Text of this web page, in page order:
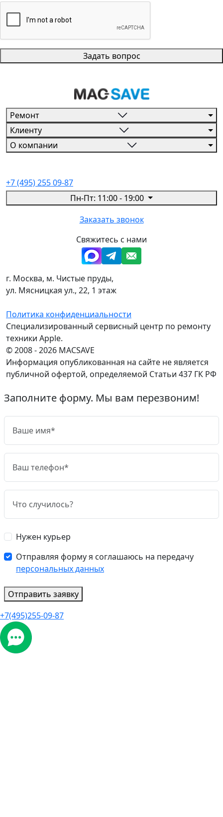
Задать вопрос
Ремонт
Клиенту
О компании
+7 (495) 255 09-87
Пн-Пт: 11:00 - 19:00
Заказать звонок
Свяжитесь с нами
г. Москва, м. Чистые пруды,
ул. Мясницкая ул., 22, 1 этаж
Политика конфиденциальности
Специализированный сервисный центр по ремонту
техники Apple.
© 2008 - 2026 MACSAVE
Информация опубликованная на сайте не является
публичной офертой, определяемой Статьи 437 ГК РФ
Заполните форму. Мы вам перезвоним!
Нужен курьер
Отправляя форму я соглашаюсь на передачу
персональных данных
Отправить заявку
+7(495)255-09-87